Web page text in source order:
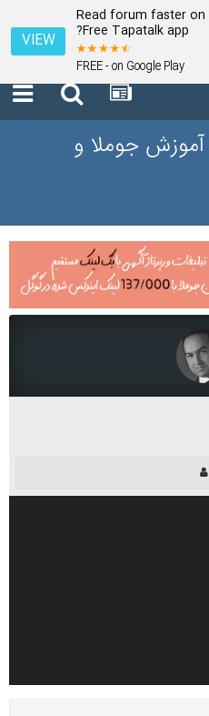
Read forum faster on
Free Tapatalk app?
FREE - on Google Play
VIEW
جوملا و